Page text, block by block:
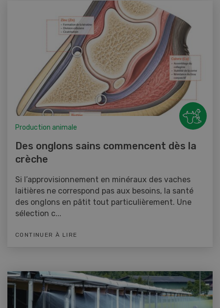
Production animale
Des onglons sains commencent dès la
crèche
Si l’approvisionnement en minéraux des vaches
laitières ne correspond pas aux besoins, la santé
des onglons en pâtit tout particulièrement. Une
sélection c...
CONTINUER À LIRE